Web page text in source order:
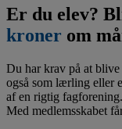
Er du elev?
kroner om
Du har krav på at
også som lærling eller
af en rigtig fagforening.
Med medlemsskabet